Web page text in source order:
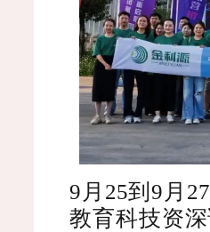
9月25到9月
教育科技资